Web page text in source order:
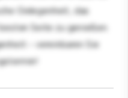
Gelegenheit, das
Seite zu genießen.
- vereinbaren Sie